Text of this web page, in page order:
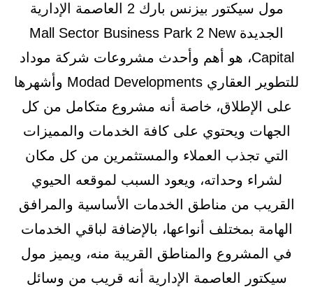
مول سيكتور بيزنس بارك 2 العاصمة الإدارية
الجديدة Mall Sector Business Park 2 New
Capital، هو أهم وأحدث مشروعات شركة موداد
للتطوير العقاري Modad Developments وأشهرها
على الإطلاق، خاصة أنه مشروع متكامل من كل
الجهات ويحتوي على كافة الخدمات والمميزات
التي تجذب العملاء والمستثمرين من كل مكان
لشراء وحداته، ويعود السبب لموقعه الحيوي
القريب من مناطق الخدمات الأساسية والمرافق
الهامة بمختلف أنواعها، بالإضافة لباقي الخدمات
في المشروع والمناطق القريبة منه، ويميز مول
سيكتور العاصمة الإدارية أنه قريب من وسائل